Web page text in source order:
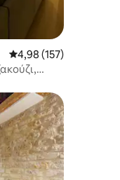
Μέση βαθμολογία:
4,98 (157)